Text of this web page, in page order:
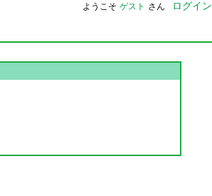
ようこそ ゲスト さん ログイン